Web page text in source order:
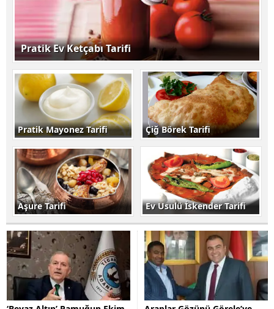
Pratik Ev Ketçabı Tarifi
Pratik Mayonez Tarifi Çiğ Börek Tarifi
Aşure Tarifi Ev Usulü İskender Tarifi